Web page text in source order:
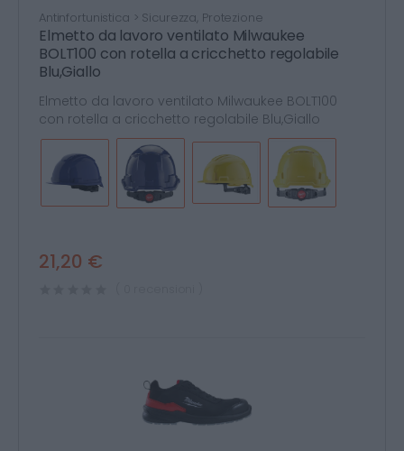
Antinfortunistica > Sicurezza, Protezione
Elmetto da lavoro ventilato Milwaukee
BOLT100 con rotella a cricchetto regolabile
Blu,Giallo
Elmetto da lavoro ventilato Milwaukee BOLT100
con rotella a cricchetto regolabile Blu,Giallo
21,20 €